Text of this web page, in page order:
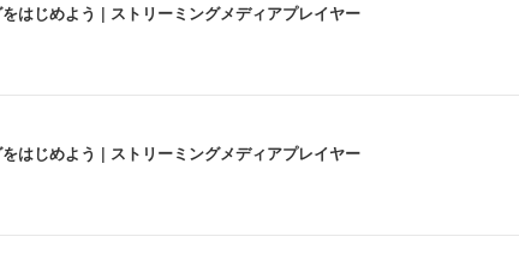
はじめよう | ストリーミングメディアプレイヤー
はじめよう | ストリーミングメディアプレイヤー